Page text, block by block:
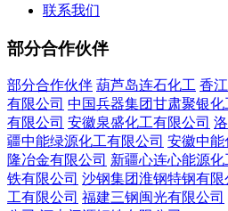
联系我们
部分合作伙伴
部分合作伙伴 葫芦岛连石化工 香
有限公司 中国兵器集团甘肃聚银化
有限公司 安徽泉盛化工有限公司
疆中能绿源化工有限公司 安徽中能
隆冶金有限公司 新疆心连心能源化
铁有限公司 沙钢集团淮钢特钢有限
工有限公司 福建三钢闽光有限公司